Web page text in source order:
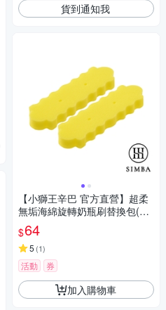
貨到通知我
【小獅王辛巴 官方直營】超柔
無垢海綿旋轉奶瓶刷替換包(2
入)
$64
5 (1)
活動 券
加入購物車